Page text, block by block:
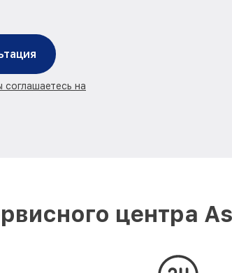
соглашаетесь на
центра